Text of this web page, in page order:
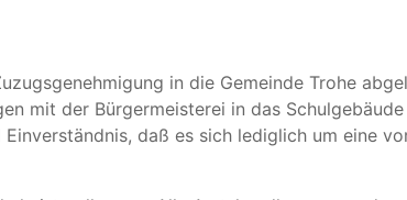
in die Gemeinde Trohe
mit der Bürgermeisterei in das
daß es sich lediglich um eine